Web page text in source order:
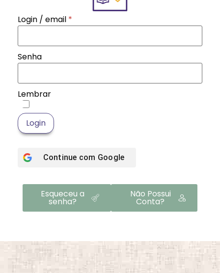
Login / email *
Senha
Lembrar
Login
Continue com Google
Esqueceu a
senha?
Não Possui
Conta?